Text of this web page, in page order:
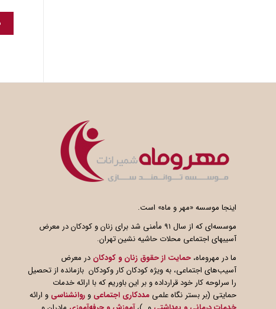
اینجا موسسه «مهر و ماه» است.
موسسه‌ای که از سال ۹۱ مأمنی شد برای زنان و کودکان در معرض
آسیبهای اجتماعی محلات حاشیه نشین تهران.
ما در مهروماه، حمایت از حقوق زنان و کودکان در معرض
آسیب‌های اجتماعی، به ویژه کودکان کار وکودکان بازمانده از تحصیل
را سرلوحه کار خود قرارداده و بر این باوریم که با ارائه خدمات
حمایتی (بر بستر نگاه علمی مددکاری اجتماعی و روانشناسی و ارائه